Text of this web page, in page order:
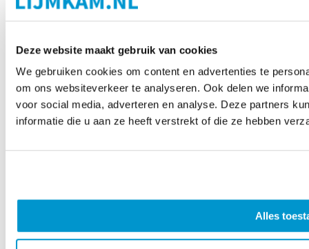
Deze website maakt gebruik van cookies
We gebruiken cookies om content en advertenties te
om ons websiteverkeer te analyseren. Ook delen we
voor social media, adverteren en analyse. Deze partners
informatie die u aan ze heeft verstrekt of die ze hebben
Alles